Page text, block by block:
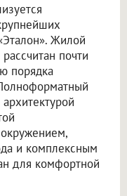
Жилой
почти
порядка
и комплексным
для комфортной